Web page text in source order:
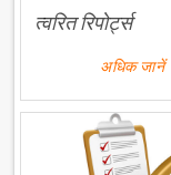
त्वरित रिपोर्ट्स
अधिक जानें